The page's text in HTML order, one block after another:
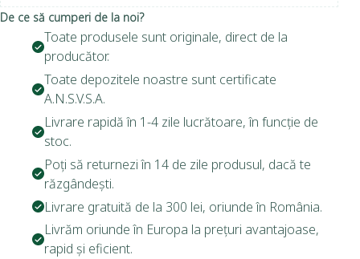
De ce să cumperi de la noi?
Toate produsele sunt originale, direct de la
producător.
Toate depozitele noastre sunt certificate
A.N.S.V.S.A.
Livrare rapidă în 1-4 zile lucrătoare, în funcție de
stoc.
Poți să returnezi în 14 de zile produsul, dacă te
răzgândești.
Livrare gratuită de la 300 lei, oriunde în România.
Livrăm oriunde în Europa la prețuri avantajoase,
rapid și eficient.